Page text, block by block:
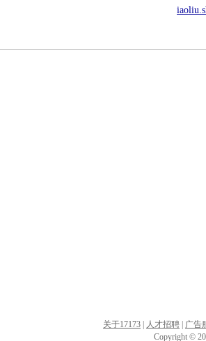
关于17173 人才招聘 广告
Copyright ©